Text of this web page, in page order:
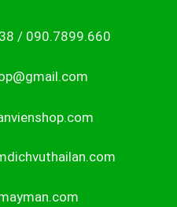
/ 090.7899.660